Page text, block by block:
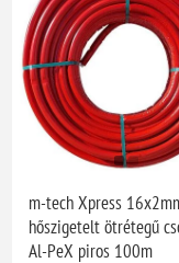
m-tech Xpress
hőszigetelt ötrétegű
Al-PeX piros 100m